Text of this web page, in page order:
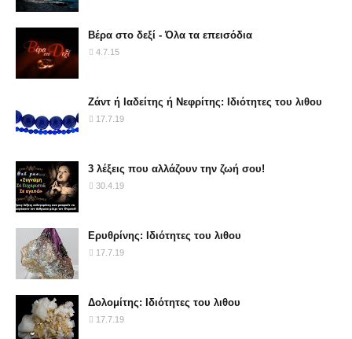
Βέρα στο δεξί - Όλα τα επεισόδια
4.7.15
Ζάντ ή Ιαδείτης ή Νεφρίτης: Ιδιότητες του λιθου
17.7.19
3 λέξεις που αλλάζουν την ζωή σου!
30.4.19
Ερυθρίνης: Ιδιότητες του λιθου
17.7.19
Δολομίτης: Ιδιότητες του λιθου
17.7.19